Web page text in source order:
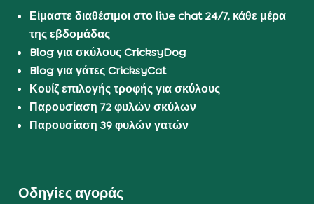
Είμαστε διαθέσιμοι στο live chat 24/7, κάθε μέρα
της εβδομάδας
Blog για σκύλους CricksyDog
Blog για γάτες CricksyCat
Κουίζ επιλογής τροφής για σκύλους
Παρουσίαση 72 φυλών σκύλων
Παρουσίαση 39 φυλών γατών
Οδηγίες αγοράς